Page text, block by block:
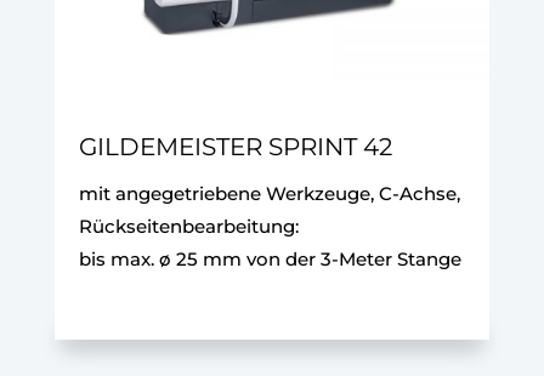
GILDEMEISTER SPRINT 42
mit angegetriebene Werkzeuge, C-Achse,
Rückseitenbearbeitung:
bis max. ø 25 mm von der 3-Meter Stange